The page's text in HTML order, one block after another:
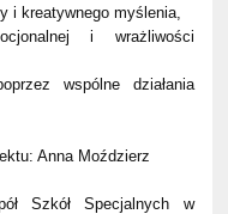
i kreatywnego myślenia,
i wrażliwości
wspólne działania
Anna Moździerz
Szkół Specjalnych w